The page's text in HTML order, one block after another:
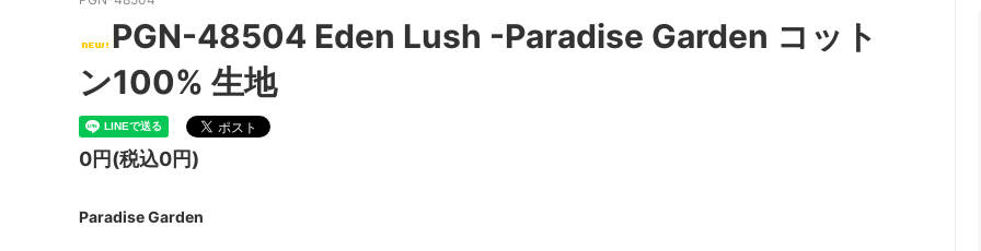
PGN-48504 Eden Lush -Paradise Garden コット
ン100% 生地
0円(税込0円)
Paradise Garden